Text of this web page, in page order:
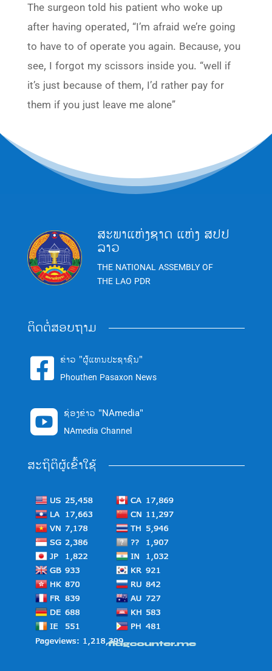
The surgeon told his patient who woke up
after having operated, “I’m afraid we’re going
to have to of operate you again. Because, you
see, I forgot my scissors inside you. “well if
it’s just because of them, I’d rather pay for
them if you just leave me alone”
ສະພາແຫ່ງຊາດ ແຫ່ງ ສປປ
ລາວ
THE NATIONAL ASSEMBLY OF
THE LAO PDR
ຕິດຕໍ່ສອບຖາມ
 ຂ່າວ "ຜູ້ແທນປະຊາຊົນ"
Phouthen Pasaxon News
 ຊ່ອງຂ່າວ "NAmedia"
NAmedia Channel
ສະຖິຕິຜູ້ເຂົ້າໃຊ້